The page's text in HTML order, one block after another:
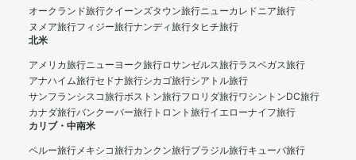
オークランド旅行クイーンズタウン旅行ニューカレドニア旅行
ヌメア旅行フィジー旅行ナンディ旅行タヒチ旅行
北米
アメリカ旅行ニューヨーク旅行ロサンゼルス旅行ラスベガス旅行
アナハイム旅行セドナ旅行シカゴ旅行シアトル旅行
サンフランシスコ旅行ボストン旅行フロリダ旅行ワシントンDC旅行
カナダ旅行バンクーバー旅行 トロント旅行イエローナイフ旅行
カリブ・中南米
ペルー旅行メキシコ旅行カンクン旅行ブラジル旅行キューバ旅行